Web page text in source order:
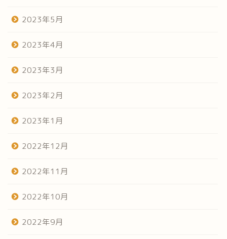
2023年5月
2023年4月
2023年3月
2023年2月
2023年1月
2022年12月
2022年11月
2022年10月
2022年9月